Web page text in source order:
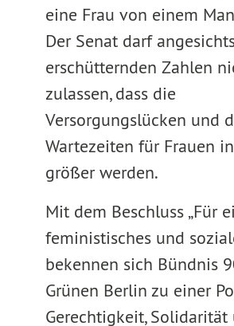
eine Frau von einem
Der Senat darf
erschütternden Zahlen
zulassen, dass die
Versorgungslücken und
Wartezeiten für Frauen
größer werden.
Mit dem Beschluss „Für
feministisches und
bekennen sich Bündnis
Grünen Berlin zu einer
Gerechtigkeit, Solidarität